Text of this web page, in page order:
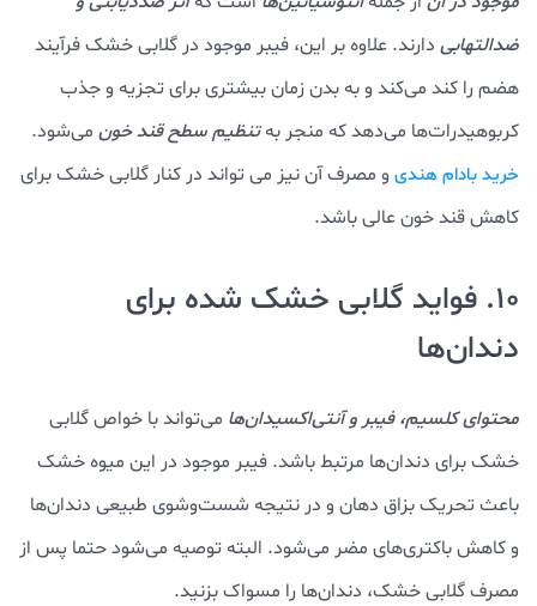
ضدالتهابی دارند. علاوه بر این، فیبر موجود در گلابی خشک فرآیند
هضم را کند می‌کند و به بدن زمان بیشتری برای تجزیه و جذب
کربوهیدرات‌ها می‌دهد که منجر بهتنظیم سطح قند خون می‌شود.
خرید بادام هندی و مصرف آن نیز می تواند در کنار گلابی خشک برای
کاهش قند خون عالی باشد.
10. فواید گلابی خشک شده برای
دندان‌ها
محتوای کلسیم، فیبر و آنتی‌اکسیدان‌ها می‌تواند با خواص گلابی
خشک برای دندان‌ها مرتبط باشد. فیبر موجود در این میوه خشک
باعث تحریک بزاق دهان و در نتیجه شست‌وشوی طبیعی دندان‌ها
و کاهش باکتری‌های مضر می‌شود. البته توصیه می‌شود حتما پس از
مصرف گلابی خشک، دندان‌ها را مسواک بزنید.